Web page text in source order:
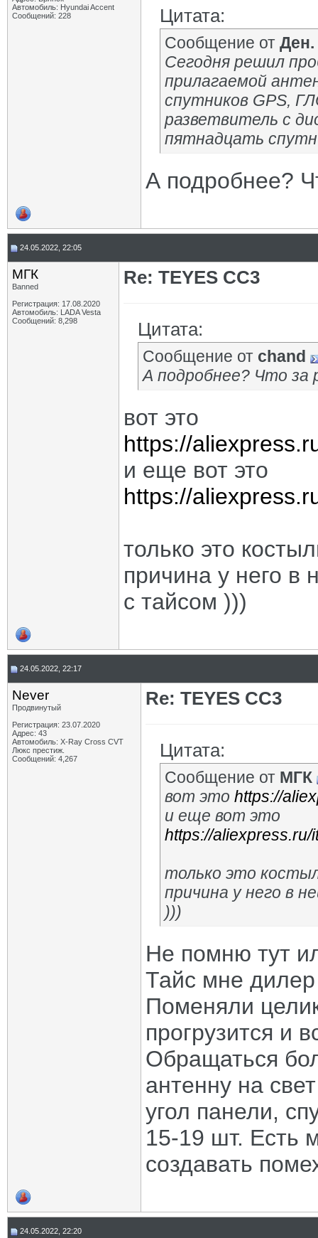
Автомобиль: Hyundai Accent
Сообщений: 228
Цитата:
Сообщение от Ден.
Сегодня решил
прилагаемой
спутников GPS,
разветвитель с
пятнадцать
А подробнее?
24.05.2022, 22:05
МГК
Banned
Регистрация: 17.08.2020
Автомобиль: LADA Vesta
Сообщений: 8,298
Re: TEYES CC3
Цитата:
Сообщение от chand
А подробнее? Что за
вот это
https://
и еще вот это
https://
только это
причина у него в
с тайсом )))
24.05.2022, 22:17
Never
Продвинутый
Регистрация: 23.07.2020
Адрес: 43
Автомобиль: X-Ray Cross CVT
Люкс престиж.
Сообщений: 4,267
Re: TEYES CC3
Цитата:
Сообщение от МГК
вот это https://
и еще вот это
https://aliexpress.ru/
только это
причина у него в
)))
Не помню тут
Тайс мне дилер
Поменяли
прогрузится и
Обращаться
антенну на
угол панели,
15-19 шт. Есть
создавать
24.05.2022, 22:20